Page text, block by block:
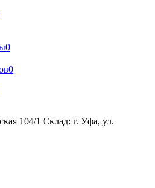
0
0
104/1 Склад: г. Уфа, ул.